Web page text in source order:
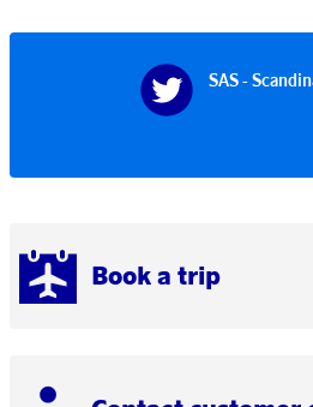
Book a trip
SAS -